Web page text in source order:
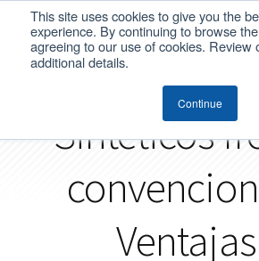
This site uses cookies to give you the
experience. By continuing to browse
agreeing to our use of cookies. Review
additional details.
Continue
MENU
Sintéticos